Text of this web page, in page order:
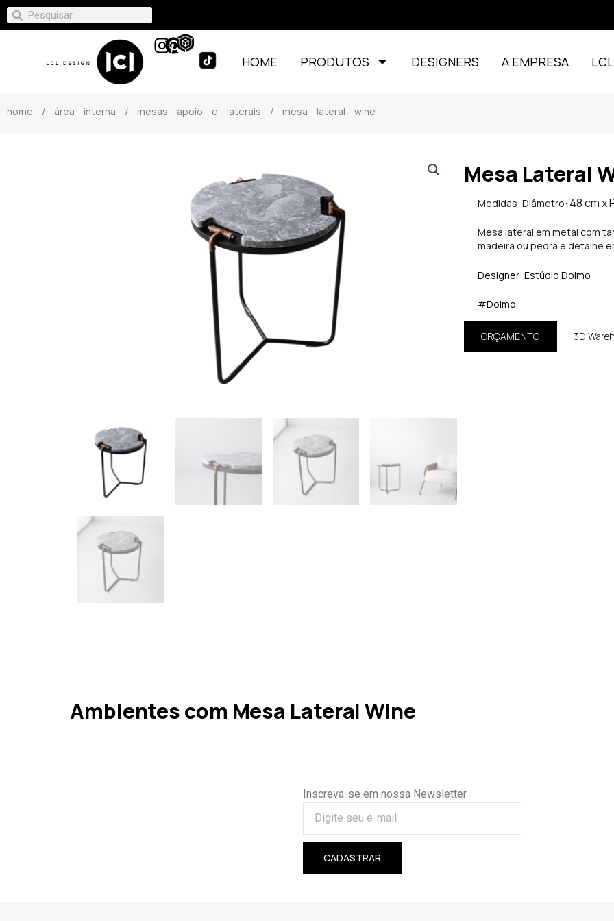
HOME PRODUTOS DESIGNERS A EMPRESA
home / área interna / mesas apoio e laterais / mesa lateral wine
Mesa Lateral
Medidas: Diâmetro: 48 cm x
Mesa lateral em metal com
madeira ou pedra e detalhe
Designer: Estúdio Doimo
#Doimo
ORÇAMENTO 3D
Ambientes com Mesa Lateral Wine
Inscreva-se em nossa Newsletter
CADASTRAR